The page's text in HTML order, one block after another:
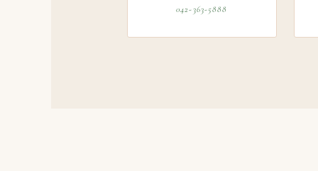
042-363-5888